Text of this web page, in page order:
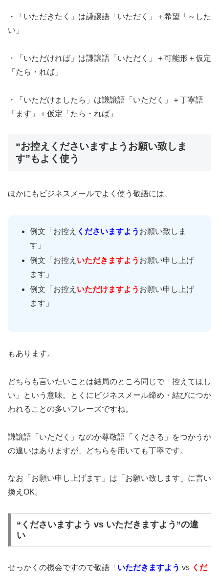
・「いただきたく」は謙譲語「いただく」＋希望「～した
い」
・「いただければ」は謙譲語「いただく」＋可能形＋仮定
「たら・れば」
・「いただけましたら」は謙譲語「いただく」＋丁寧語
「ます」＋仮定「たら・れば」
“お控えくださいますようお願い致しま
す”もよく使う
ほかにもビジネスメールでよく使う敬語には、
例文「お控え くださいますよう お願い致しま
す」
例文「お控え いただきますよう お願い申し上げ
ます」
例文「お控え いただけますよう お願い申し上げ
ます」
もあります。
どちらも言いたいことは結局のところ同じで「控えてほし
い」という意味。とくにビジネスメール締め・結びにつか
われることの多いフレーズですね。
謙譲語「いただく」なのか尊敬語「くださる」をつかうか
の違いはありますが、どちらを用いても丁寧です。
なお「お願い申し上げます」は「お願い致します」に言い
換えOK。
“くださいますよう vs いただきますよう”の違
い
せっかくの機会ですので敬語「 いただきますよう vs くだ